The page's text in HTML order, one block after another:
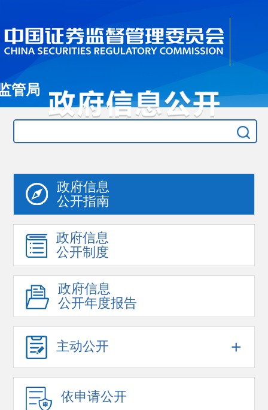
管局
政府信息
公开指南
政府信息
公开制度
政府信息
公开年度报告
主动公开 +
依申请公开